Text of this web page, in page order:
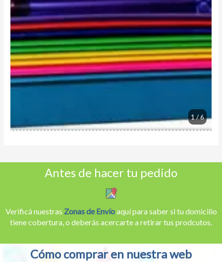
1 / 6
Antes de hacer tu pedido
Verificá nuestras Zonas de Envíoaquí para saber si tu domicilio
tiene cobertura, o deberás acercarte a retirar tus prodcutos.
Cómo comprar en nuestra web